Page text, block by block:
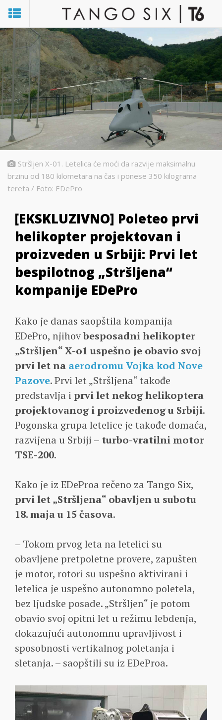
Stršljen X-01. Letelica će moći da razvije maksimalnu
brzinu od 180 kilometara na čas i ponese 350 kilograma
tereta / Foto: EDePro
[EKSKLUZIVNO] Poleteo prvi
helikopter projektovan i
proizveden u Srbiji: Prvi let
bespilotnog „Stršljena“
kompanije EDePro
Kako je danas saopštila kompanija
EDePro, njihovbesposadni helikopter
„Stršljen“ X-o1 uspešno je obavio svoj
prvi let na aerodromu Vojka kod Nove
Pazove. Prvi let „Stršljena“ takođe
predstavlja i prvi let nekog helikoptera
projektovanog i proizvedenog u Srbiji.
Pogonska grupa letelice je takođe domaća,
razvijena u Srbiji – turbo-vratilni motor
TSE-200.
Kako je iz EDeProa rečeno za Tango Six,
prvi let „Stršljena“ obavljen u subotu
18. maja u 15 časova.
– Tokom prvog leta na letelici su
obavljene pretpoletne provere, zapušten
je motor, rotori su uspešno aktivirani i
letelica je uspešno autonomno poletela,
bez ljudske posade. „Stršljen“ je potom
obavio svoj opitni let u režimu lebdenja,
dokazujući autonomnu upravljivost i
sposobnosti vertikalnog poletanja i
sletanja. – saopštili su iz EDeProa.